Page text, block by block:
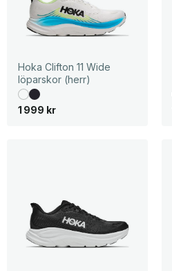
Hoka Clifton 11 Wide
löparskor (herr)
1 999 kr